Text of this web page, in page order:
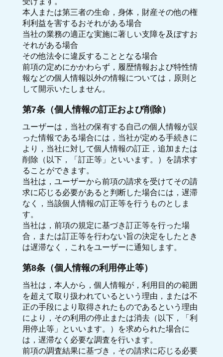
本人または第三者の生命，身体，財産その他の権
利利益を害するおそれがある場合
当社の業務の適正な実施に著しい支障を及ぼすお
それがある場合
その他法令に違反することとなる場合
前項の定めにかかわらず，履歴情報および特性情
報などの個人情報以外の情報については，原則と
して開示いたしません。
第7条（個人情報の訂正および削除）
ユーザーは，当社の保有する自己の個人情報が誤
った情報である場合には，当社が定める手続きに
より，当社に対して個人情報の訂正，追加または
削除（以下，「訂正等」といいます。）を請求す
ることができます。
当社は，ユーザーから前項の請求を受けてその請
求に応じる必要があると判断した場合には，遅滞
なく，当該個人情報の訂正等を行うものとしま
す。
当社は，前項の規定に基づき訂正等を行った場
合，または訂正等を行わない旨の決定をしたとき
は遅滞なく，これをユーザーに通知します。
第8条（個人情報の利用停止等）
当社は，本人から，個人情報が，利用目的の範囲
を超えて取り扱われているという理由，または不
正の手段により取得されたものであるという理由
により，その利用の停止または消去（以下，「利
用停止等」といいます。）を求められた場合に
は，遅滞なく必要な調査を行います。
前項の調査結果に基づき，その請求に応じる必要